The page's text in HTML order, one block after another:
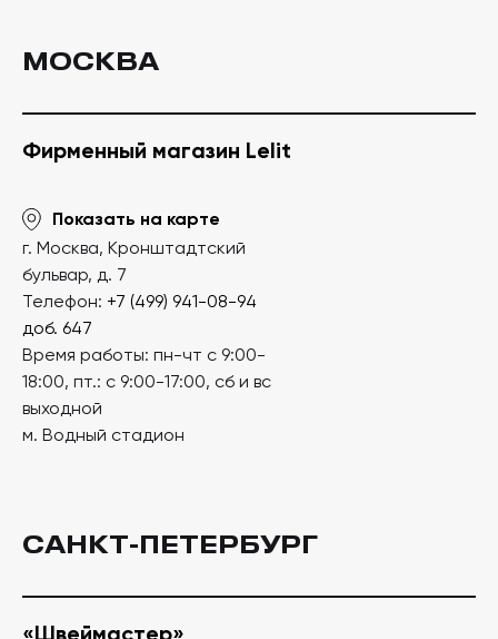
МОСКВА
Фирменный магазин Lelit
Показать на карте
г. Москва, Кронштадтский
бульвар, д. 7
Телефон: +7 (499) 941-08-94
доб. 647
Время работы: пн-чт с 9:00-
18:00, пт.: с 9:00-17:00, сб и вс
выходной
м. Водный стадион
САНКТ-ПЕТЕРБУРГ
«Швеймастер»